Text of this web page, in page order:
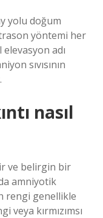
yolu doğum
yöntemi her
adı
sıvısının
nasıl
ve belirgin bir
amniyotik
rengi genellikle
veya kırmızımsı